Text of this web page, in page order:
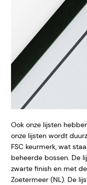
Ook onze lijsten
onze lijsten wordt
FSC keurmerk, wat
beheerde bossen. De
zwarte finish en met
Zoetermeer (NL). De